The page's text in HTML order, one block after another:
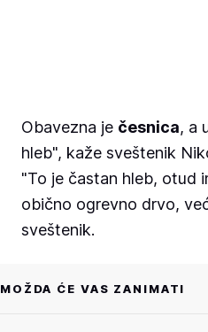
Obavezna je česnica, a
hleb", kaže sveštenik
"To je častan hleb, otud
obično ogrevno drvo,
sveštenik.
MOŽDA ĆE VAS ZANIMATI